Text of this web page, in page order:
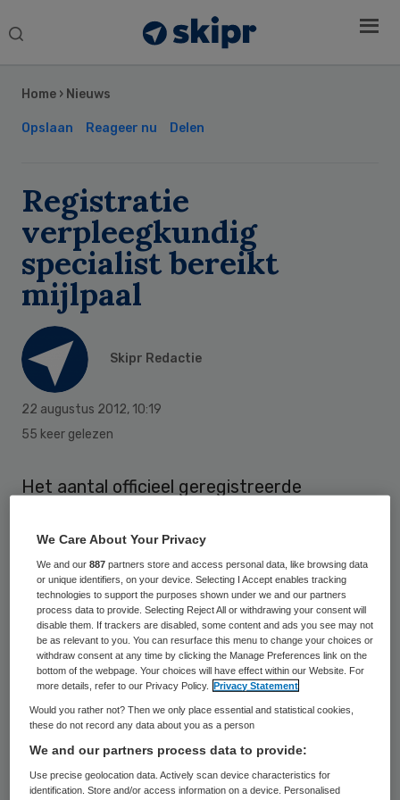
Search
Home › Nieuws
Opslaan Reageer nu Delen
Registratie
verpleegkundig
specialist bereikt
mijlpaal
Skipr Redactie
22 augustus 2012, 10:19
55 keer gelezen
Het aantal officieel geregistreerde
naar 1500. Dit blijkt uit cijfers van de
Registratiecommissie Specialismen
Verpleegkunde (RSV).
RSV-voorzitter Lies Zuidema is verheugd
over de sterke groei van het aantal
verpleegkundig specialisten. “Dit nieuwe
beroep verwerft in hoog tempo positie”,
aldus Zuidema. “Het aantal verpleegkundig
specialisten groeit steeds verder,
Sidebar
We Care About Your Privacy
We and our887 partners store and access personal data, like browsing data
or unique identifiers, on your device. Selecting I Accept enables tracking
technologies to support the purposes shown under we and our partners
process data to provide. Selecting Reject All or withdrawing your consent will
disable them. If trackers are disabled, some content and ads you see may not
be as relevant to you. You can resurface this menu to change your choices or
withdraw consent at any time by clicking the Manage Preferences link on the
bottom of the webpage. Your choices will have effect within our Website. For
more details, refer to our Privacy Policy.
Privacy Statement
Would you rather not? Then we only place essential and statistical cookies,
these do not record any data about you as a person
We and our partners process data to provide:
Use precise geolocation data. Actively scan device characteristics for
identification. Store and/or access information on a device. Personalised